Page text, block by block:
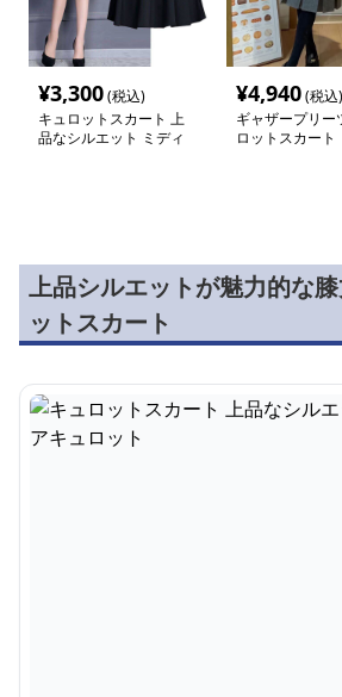
¥3,300(税込)
キュロットスカート 上
品なシルエット ミディ
¥4,940(税込)
ギャザープリー
ロットスカート
上品シルエットが魅力的な
ットスカート